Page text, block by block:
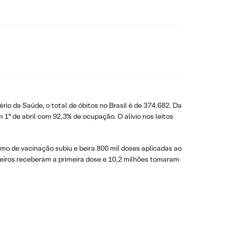
da Saúde, o total de óbitos no Brasil é de 374.682. Da
de abril com 92,3% de ocupação. O alívio nos leitos
de vacinação subiu e beira 800 mil doses aplicadas ao
receberam a primeira dose e 10,2 milhões tomaram